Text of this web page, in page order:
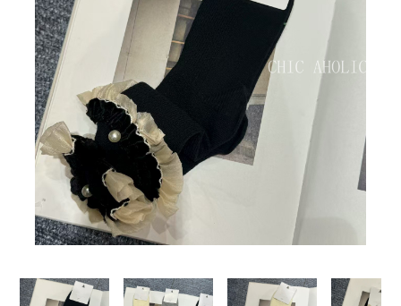
BIG SALE
CA made